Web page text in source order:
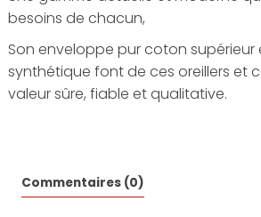
besoins de chacun,
Son enveloppe pur coton supérieur
synthétique font de ces oreillers et
valeur sûre, fiable et qualitative.
Commentaires (0)